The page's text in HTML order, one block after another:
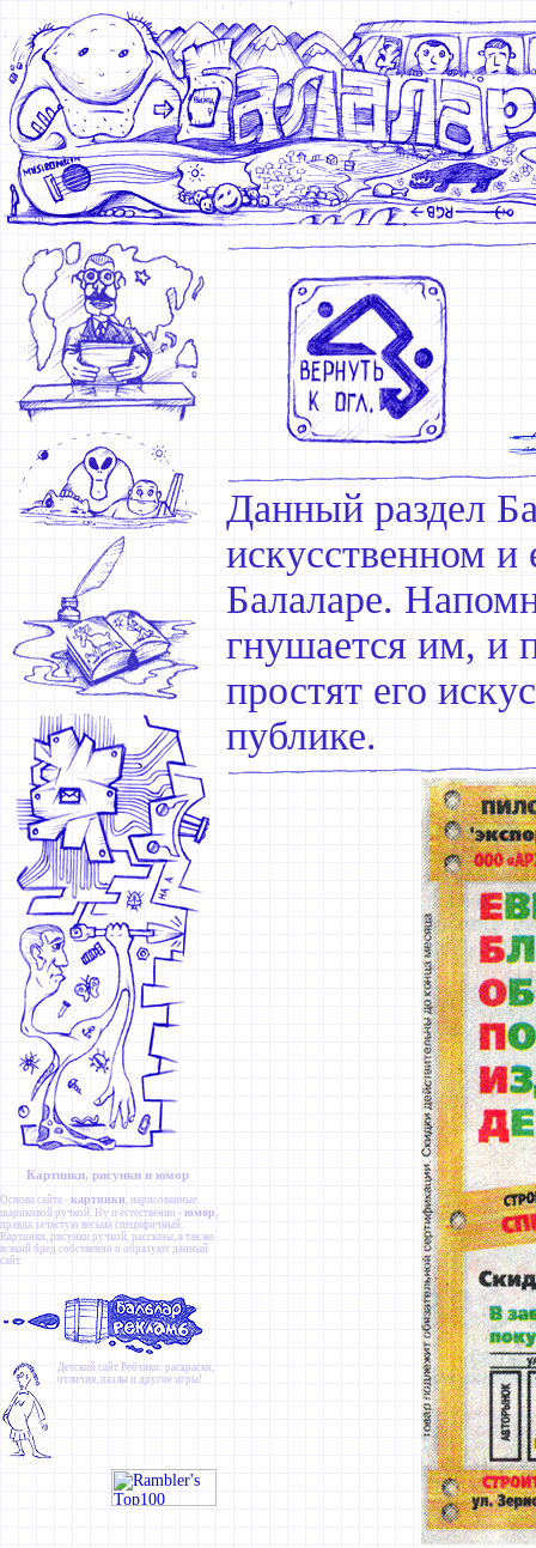
Картинки, рисунки и юмор
Основа сайта - картинки , нарисованные
шариковой ручкой. Ну и естественно - юмор ,
правда зачастую весьма специфичный.
Картинки, рисунки ручкой, рассказы, а так же
всякий бред собственно и образуют данный
сайт.
Детский сайт Ребзики: раскраски,
отличия, пазлы и другие игры!
Данный раздел
искусственном и
Балаларе.
гнушается им, и
простят его
публике.